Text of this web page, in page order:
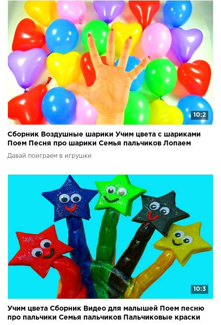
10:2
Сборник Воздушные шарики Учим цвета с шариками
Поем Песня про шарики Семья пальчиков Лопаем
шарики
Давай поиграем в игрушки
10:3
Учим цвета Сборник Видео для малышей Поем песню
про пальчики Семья пальчиков Пальчиковые краски